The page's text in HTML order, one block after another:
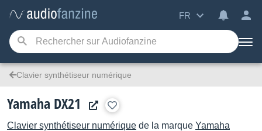
FR
Clavier synthétiseur numérique
Yamaha DX21
Clavier synthétiseur numérique de la marque Yamaha